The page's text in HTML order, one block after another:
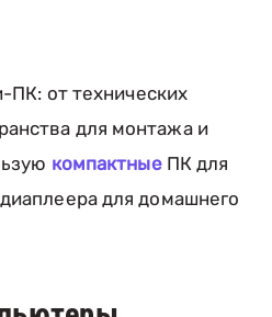
ПК: от технических
для монтажа и
компактныеПК для
для домашнего